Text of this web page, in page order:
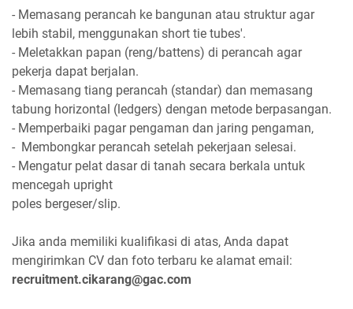
- Memasang perancah ke bangunan atau struktur agar
lebih stabil, menggunakan short tie tubes'.
- Meletakkan papan (reng/battens) di perancah agar
pekerja dapat berjalan.
- Memasang tiang perancah (standar) dan memasang
tabung horizontal (ledgers) dengan metode berpasangan.
- Memperbaiki pagar pengaman dan jaring pengaman,
- Membongkar perancah setelah pekerjaan selesai.
- Mengatur pelat dasar di tanah secara berkala untuk
mencegah upright
poles bergeser/slip.
Jika anda memiliki kualifikasi di atas, Anda dapat
mengirimkan CV dan foto terbaru ke alamat email:
recruitment.cikarang@gac.com